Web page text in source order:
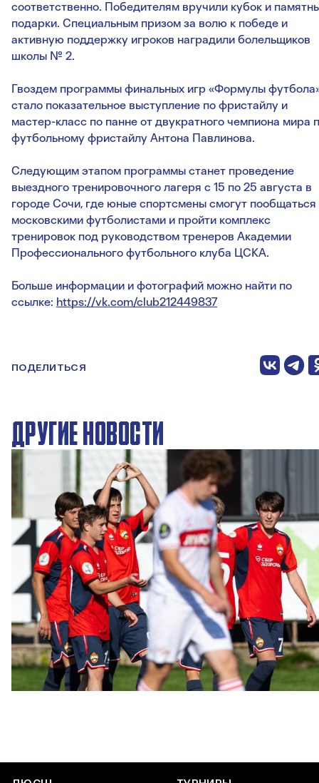
соответственно. Победителям вручили кубок и
подарки. Специальным призом за волю к победе и
активную поддержку игроков наградили болельщиков
школы № 2.
Гвоздем программы финальных игр «Формулы
стало показательное выступление по фристайлу и
мастер-класс по панне от двукратного чемпиона мира
футбольному фристайлу Антона Павлинова.
Следующим этапом программы станет проведение
выездного тренировочного лагеря с 15 по 25 августа в
городе Сочи, где юные спортсмены смогут пообщаться
московскими футболистами и пройти комплекс
тренировок под руководством тренеров Академии
Профессионального футбольного клуба ЦСКА.
Больше информации и фотографий можно найти по
ссылке: https://vk.com/club212449837
ПОДЕЛИТЬСЯ
ДРУГИЕ НОВОСТИ
ЮФЛ: Московское дерби на «Октябре»
3 АВГУСТА 2026 14:15